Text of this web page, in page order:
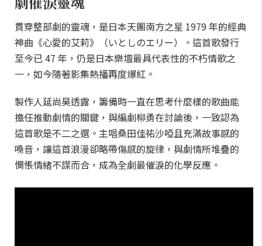
貫穿整部劇的靈魂，是日本天團南方之星 1979 年的經典
神曲《心愛的艾莉》（いとしのエリー）。這首歌發行
至今已 47 年，仍是日本樂壇最具代表性的不朽情歌之
一，如今隨著影集熱播再度爆紅。
製作人延尚昊透露，籌備時一直在思考什麼樣的歌曲能
擔任推動劇情的關鍵，與編劇柳勇在討論後，一致認為
這首歌是不二之選。主唱桑田佳祐沙啞且充滿故事感的
嗓音，讓這首浪漫卻略帶傷感的旋律，與劇情所堆疊的
惆悵情緒不謀而合，成為全劇最催淚的化學反應。